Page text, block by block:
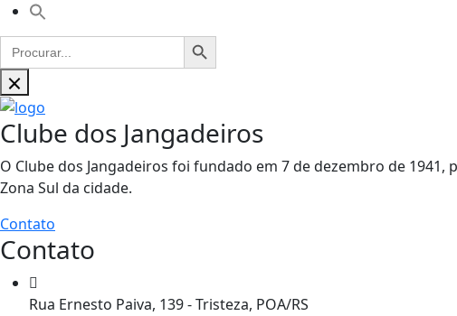
Ir
Clube dos Jangadeiros
O Clube dos Jangadeiros foi fundado em 7 de dezembro de
Zona Sul da cidade.
Contato
Contato
Rua Ernesto Paiva, 139 - Tristeza, POA/RS